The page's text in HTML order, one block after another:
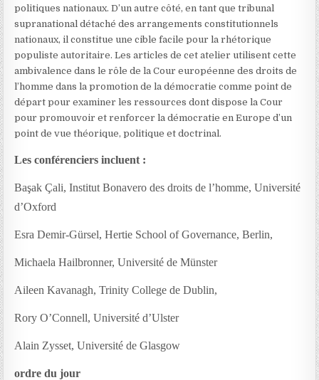
politiques nationaux. D’un autre côté, en tant que tribunal
supranational détaché des arrangements constitutionnels
nationaux, il constitue une cible facile pour la rhétorique
populiste autoritaire. Les articles de cet atelier utilisent cette
ambivalence dans le rôle de la Cour européenne des droits de
l’homme dans la promotion de la démocratie comme point de
départ pour examiner les ressources dont dispose la Cour
pour promouvoir et renforcer la démocratie en Europe d’un
point de vue théorique, politique et doctrinal.
Les conférenciers incluent :
Başak Çali, Institut Bonavero des droits de l’homme, Université
d’Oxford
Esra Demir-Gürsel, Hertie School of Governance, Berlin,
Michaela Hailbronner, Université de Münster
Aileen Kavanagh, Trinity College de Dublin,
Rory O’Connell, Université d’Ulster
Alain Zysset, Université de Glasgow
ordre du jour